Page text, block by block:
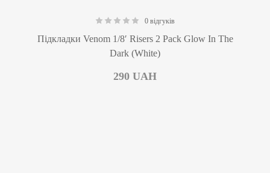
0 відгуків
Підкладки Venom 1/8′ Risers 2 Pack Glow In The
Dark (White)
290 UAH